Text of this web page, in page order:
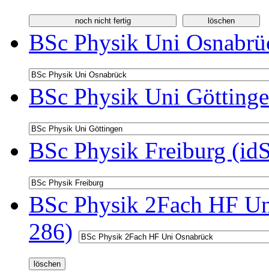
BSc Physik Uni
BSc Physik Uni
BSc Physik Freiburg
BSc Physik 2Fach HF
286)